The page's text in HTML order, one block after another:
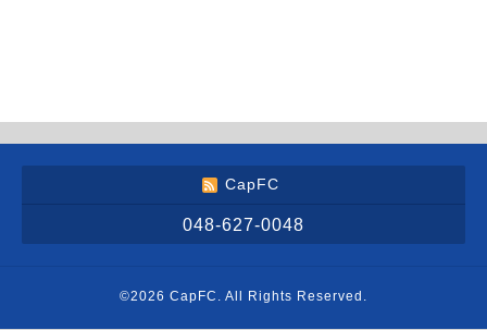
CapFC
048-627-0048
©2026 CapFC . All Rights Reserved.